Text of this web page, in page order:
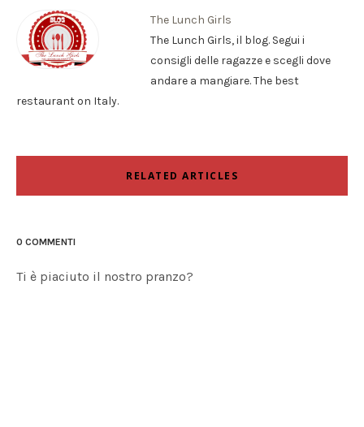
The Lunch Girls
The Lunch Girls, il blog. Segui i
consigli delle ragazze e scegli dove
andare a mangiare. The best
restaurant on Italy.
RELATED ARTICLES
0 COMMENTI
Ti è piaciuto il nostro pranzo?